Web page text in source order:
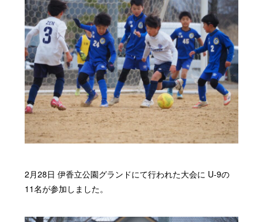
2月28日 伊香立公園グランドにて行われた大会に U-9の
11名が参加しました。